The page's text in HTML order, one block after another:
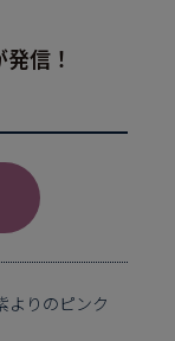
信！
よりのピンク